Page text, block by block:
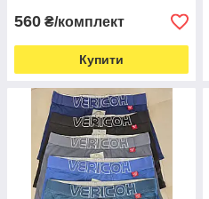
560 ₴/комплект
Купити